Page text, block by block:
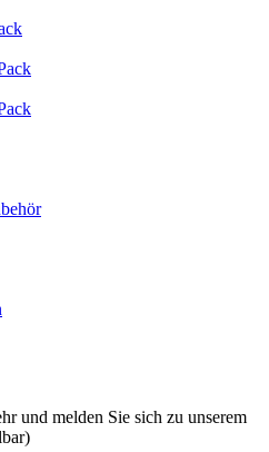
und melden Sie sich zu unserem